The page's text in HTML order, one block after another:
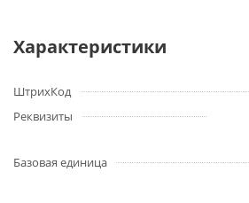
Характеристики
ШтрихКод
Реквизиты
Базовая единица